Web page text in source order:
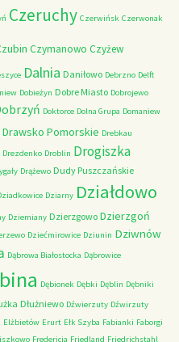
Czeruchy Czerwińsk Czerwonak
Czymanowo Czyżew
Dalnia Daniłowo Debrzno Delft
Dobieżyn Dobre Miasto Dobrojewo
Doktorce Dolna Grupa Domaniew
Drawsko Pomorskie Drebkau
Drezdenko Droblin Drogiszka
Drążewo Dudy Puszczańskie
Dziarny Działdowo
Dziemiany Dzierzgowo Dzierzgoń
Dziećmirowice Dziunin Dziwnów
Dąbrowa Białostocka Dąbrowice
Dębionek Dębki Dęblin Dębniki
Dłużniewo Dźwierzuty Dźwirzuty
Elżbietów Erurt Ełk Szyba Fabianki Faborgi
Fredericia Friedland Friedrichstahl